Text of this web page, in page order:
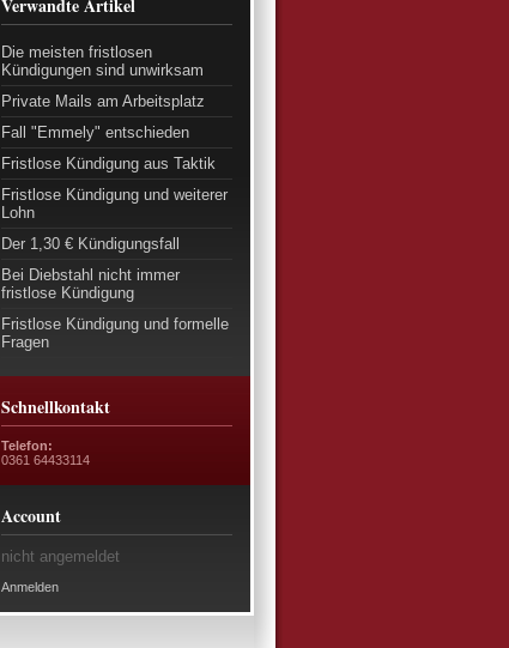
Verwandte Artikel
Die meisten fristlosen
Kündigungen sind unwirksam
Private Mails am Arbeitsplatz
Fall "Emmely" entschieden
Fristlose Kündigung aus Taktik
Fristlose Kündigung und weiterer
Lohn
Der 1,30 € Kündigungsfall
Bei Diebstahl nicht immer
fristlose Kündigung
Fristlose Kündigung und formelle
Fragen
Schnellkontakt
Telefon:
0361 64433114
Account
nicht angemeldet
Anmelden